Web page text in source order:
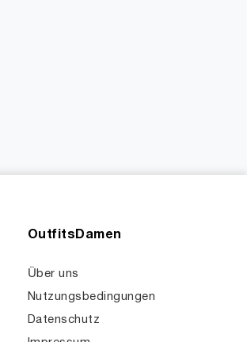
OutfitsDamen
Über uns
Nutzungsbedingungen
Datenschutz